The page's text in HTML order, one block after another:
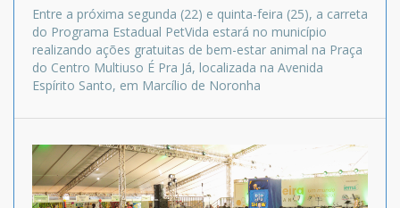
Entre a próxima segunda (22) e quinta-feira (25), a carreta
do Programa Estadual PetVida estará no município
realizando ações gratuitas de bem-estar animal na Praça
do Centro Multiuso É Pra Já, localizada na Avenida
Espírito Santo, em Marcílio de Noronha